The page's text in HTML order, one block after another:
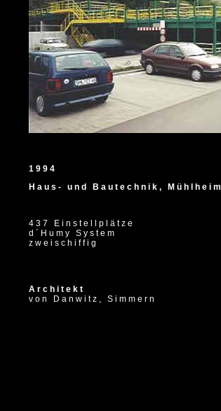
1994
Haus- und Bautechnik, Mühlheim
437 Einstellplätze
d´Humy System
zweischiffig
Architekt
von Danwitz, Simmern